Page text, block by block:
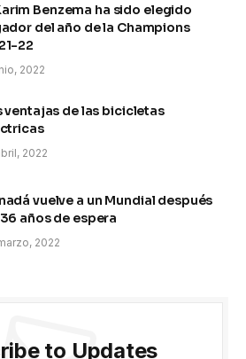
Benzema ha sido elegido
del año de la Champions
22
2022
ventajas de las bicicletas
2022
vuelve a un Mundial después
años de espera
2022
to Updates